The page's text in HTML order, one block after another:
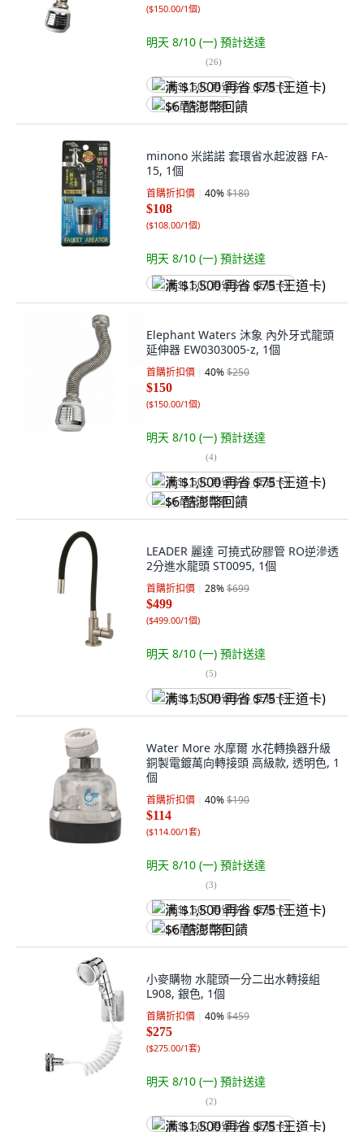
($150.00/1個)
明天 8/10 (一) 預計送達
(26)
满 $1,500 再省 $75 (王道卡)
$6 酷澎幣回饋
minono 米諾諾 套環省水起波器 FA-
15, 1個
首購折扣價 40%$180
$108
($108.00/1個)
明天 8/10 (一) 預計送達
满 $1,500 再省 $75 (王道卡)
Elephant Waters 沐象 內外牙式龍頭
延伸器 EW0303005-z, 1個
首購折扣價 40%$250
$150
($150.00/1個)
明天 8/10 (一) 預計送達
(4)
满 $1,500 再省 $75 (王道卡)
$6 酷澎幣回饋
LEADER 麗達 可撓式矽膠管 RO逆滲透
2分進水龍頭 ST0095, 1個
首購折扣價 28%$699
$499
($499.00/1個)
明天 8/10 (一) 預計送達
(5)
满 $1,500 再省 $75 (王道卡)
Water More 水摩爾 水花轉換器升級
銅製電鍍萬向轉接頭 高級款, 透明色, 1
個
首購折扣價 40%$190
$114
($114.00/1套)
明天 8/10 (一) 預計送達
(3)
满 $1,500 再省 $75 (王道卡)
$6 酷澎幣回饋
小麥購物 水龍頭一分二出水轉接組
L908, 銀色, 1個
首購折扣價 40%$459
$275
($275.00/1套)
明天 8/10 (一) 預計送達
(2)
满 $1,500 再省 $75 (王道卡)